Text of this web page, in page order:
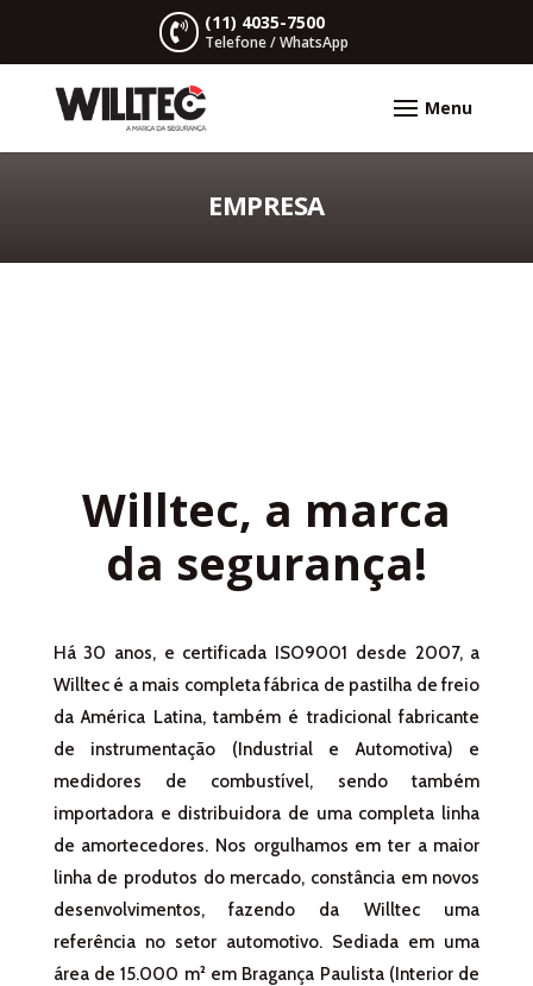
 (11) 4035-7500
Telefone / WhatsApp
EMPRESA
Willtec, a marca
da segurança!
Há 30 anos, e certificada ISO9001 desde 2007, a
Willtec é a mais completa fábrica de pastilha de freio
da América Latina, também é tradicional fabricante
de instrumentação (Industrial e Automotiva) e
medidores de combustível, sendo também
importadora e distribuidora de uma completa linha
de amortecedores. Nos orgulhamos em ter a maior
linha de produtos do mercado, constância em novos
desenvolvimentos, fazendo da Willtec uma
referência no setor automotivo. Sediada em uma
área de 15.000 m² em Bragança Paulista (Interior de